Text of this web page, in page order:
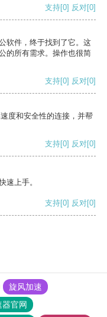
支持[0] 反对[0]
软件，终于找到了它。这
的所有需求。操作也很简
支持[0] 反对[0]
度和安全性的连接，并帮
支持[0] 反对[0]
速上手。
支持[0] 反对[0]
旋风加速
器官网